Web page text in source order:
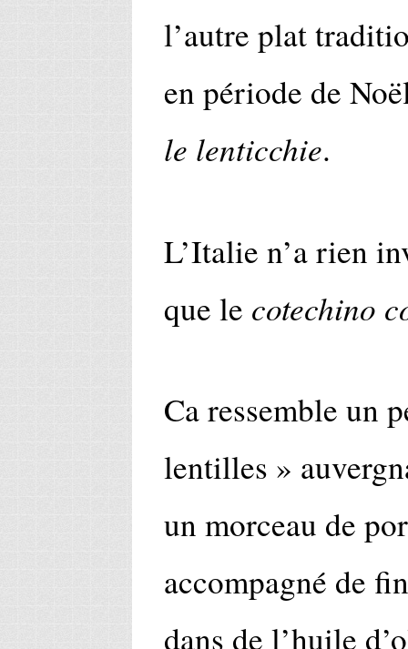
l’autre plat
en période de
le lenticchie.
L’Italie n’a rien
que le cotechino
Ca ressemble un
lentilles »
un morceau de
accompagné de
dans de l’huile